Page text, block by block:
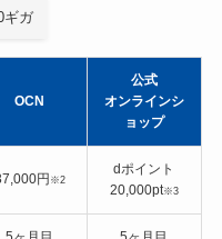
ギガ
OCN
公式
オンラインシ
ョップ
円 ※2
dポイント
20,000pt※3